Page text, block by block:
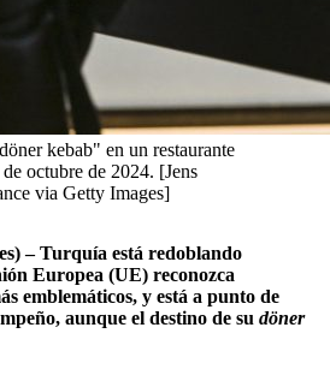
kebab" en un restaurante
octubre de 2024. [Jens
via Getty Images]
– Turquía está redoblando
Europea (UE) reconozca
emblemáticos, y está a punto de
aunque el destino de su döner